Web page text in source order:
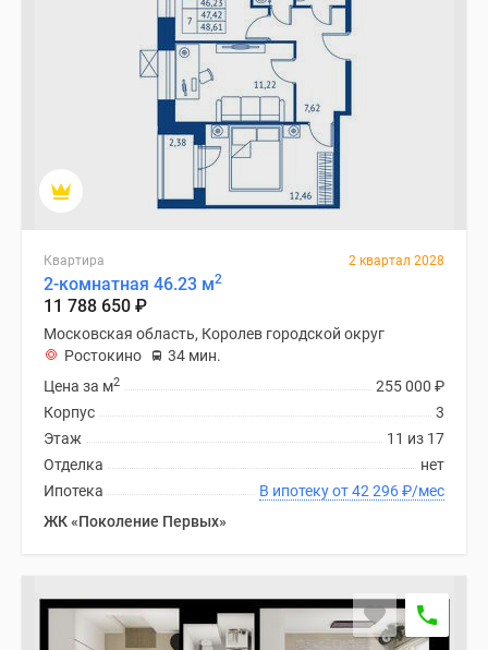
Квартира 2 квартал 2028
2-комнатная 46.23 м2
11 788 650 ₽
Московская область, Королев городской округ
Ростокино
34 мин.
255 000 ₽
Цена за м2
3
Корпус
11 из 17
Этаж
нет
Отделка
В ипотеку от 42 296₽/мес
Ипотека
ЖК «Поколение Первых»